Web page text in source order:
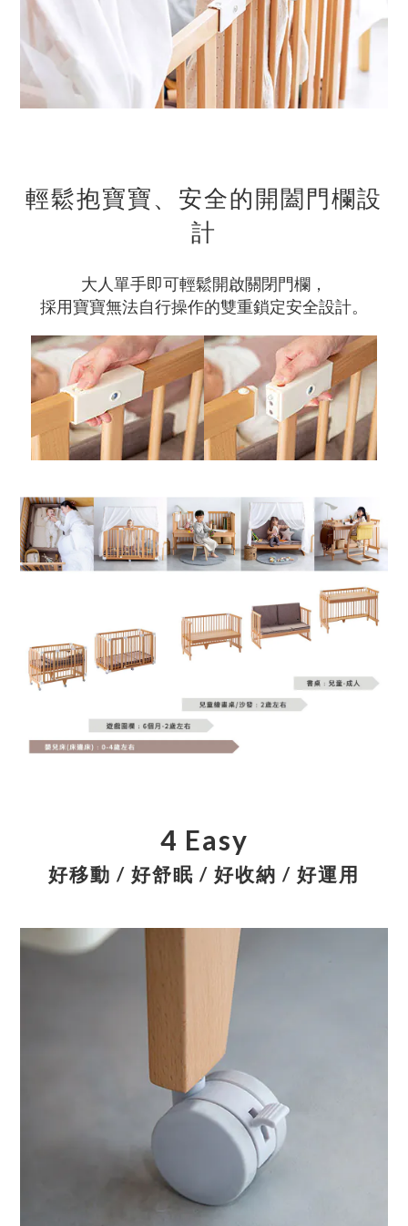
輕鬆抱寶寶、安全的開闔門欄設
計
大人單手即可輕鬆開啟關閉門欄，
採用寶寶無法自行操作的雙重鎖定安全設計。
4 Easy
好移動 / 好舒眠 / 好收納 / 好運用